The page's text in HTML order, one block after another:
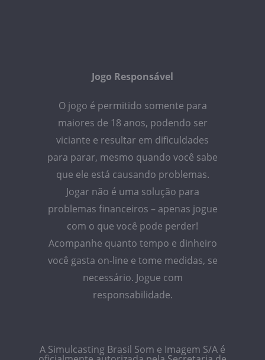
Jogo Responsável
O jogo é permitido somente para
maiores de 18 anos, podendo ser
viciante e resultar em dificuldades
para parar, mesmo quando você sabe
que ele está causando problemas.
Jogar não é uma solução para
problemas financeiros – apenas jogue
com o que você pode perder!
Acompanhe quanto tempo e dinheiro
você gasta on-line e tome medidas, se
necessário. Jogue com
responsabilidade.
A Simulcasting Brasil Som e Imagem S/A é